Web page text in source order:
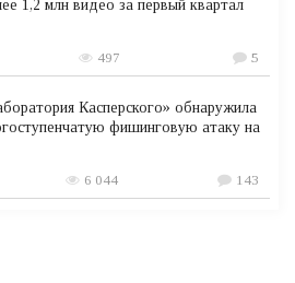
1,2 млн видео за первый квартал
497 5
Касперского» обнаружила
фишинговую атаку на
6 044 143